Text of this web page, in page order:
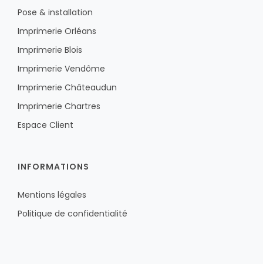
Pose & installation
Imprimerie Orléans
Imprimerie Blois
Imprimerie Vendôme
Imprimerie Châteaudun
Imprimerie Chartres
Espace Client
INFORMATIONS
Mentions légales
Politique de confidentialité